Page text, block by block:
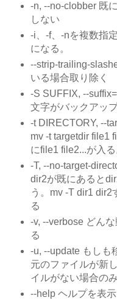
-n, --no-clobber 既
しない
-i、-f、-nを複数指
になる。
--strip-trailing-
いる場合取り除く
-S SUFFIX, --
文字がバックアッ
-t DIRECTORY, --
mv -t targetdir file1
にfile1 file2...が入る
-T, --no-target-
dir2が既にあると
う。mv -T dir1
る
-v, --verbose どん
る
-u, --update もしも
元のファイルが新
イルがない場合の
--help ヘルプを表